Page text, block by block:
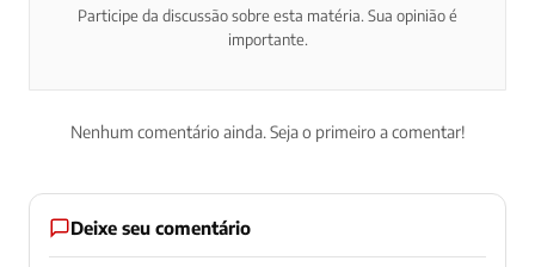
Participe da discussão sobre esta matéria. Sua opinião é
importante.
Nenhum comentário ainda. Seja o primeiro a comentar!
Deixe seu comentário